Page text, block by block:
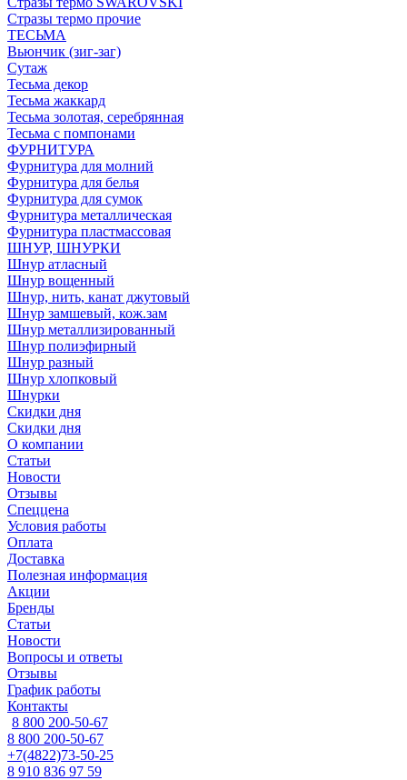
Стразы термо прочие
ТЕСЬМА
Вьюнчик (зиг-заг)
Сутаж
Тесьма декор
Тесьма жаккард
Тесьма золотая, серебрянная
Тесьма с помпонами
ФУРНИТУРА
Фурнитура для молний
Фурнитура для белья
Фурнитура для сумок
Фурнитура металлическая
Фурнитура пластмассовая
ШНУР, ШНУРКИ
Шнур атласный
Шнур вощенный
Шнур, нить, канат джутовый
Шнур замшевый, кож.зам
Шнур металлизированный
Шнур полиэфирный
Шнур разный
Шнур хлопковый
Шнурки
Скидки дня
Скидки дня
О компании
Статьи
Новости
Отзывы
Спеццена
Условия работы
Оплата
Доставка
Полезная информация
Акции
Бренды
Статьи
Новости
Вопросы и ответы
Отзывы
График работы
Контакты
8 800 200-50-67
8 800 200-50-67
+7(4822)73-50-25
8 910 836 97 59